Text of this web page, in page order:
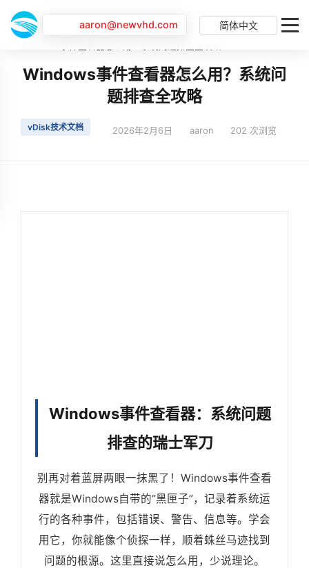
aaron@newvhd.com 简体中文
首页
最新动态
Windows事件查看器怎么用？系统问
题排查全攻略
vDisk技术文档 2026年2月6日 aaron 202 次浏览
Windows事件查看器：系统问题
排查的瑞士军刀
别再对着蓝屏两眼一抹黑了！Windows事件查看
器就是Windows自带的“黑匣子”，记录着系统运
行的各种事件，包括错误、警告、信息等。学会
用它，你就能像个侦探一样，顺着蛛丝马迹找到
问题的根源。这里直接说怎么用，少说理论。